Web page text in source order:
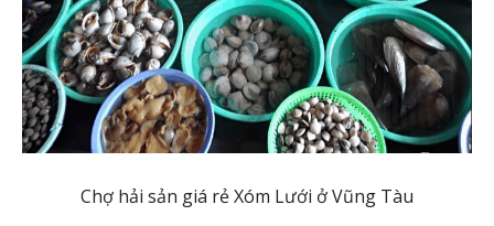
Chợ hải sản giá rẻ Xóm Lưới ở Vũng Tàu